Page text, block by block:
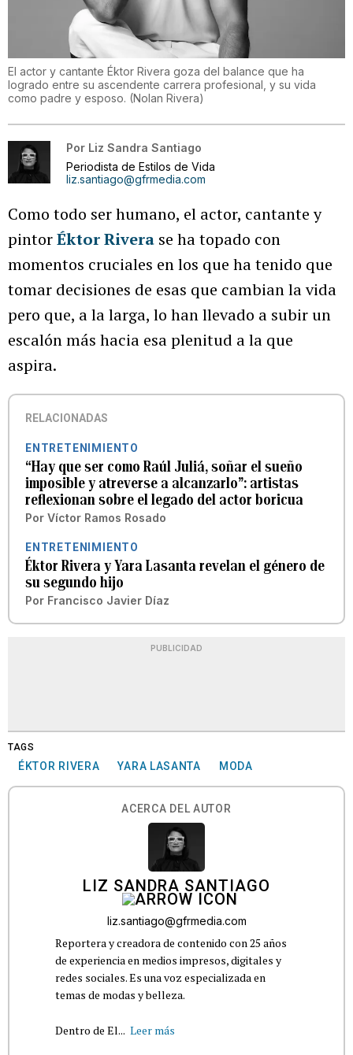
El actor y cantante Éktor Rivera goza del balance que ha
logrado entre su ascendente carrera profesional, y su vida
como padre y esposo. (Nolan Rivera)
Por Liz Sandra Santiago
Periodista de Estilos de Vida
liz.santiago@gfrmedia.com
Como todo ser humano, el actor, cantante y
pintorÉktor Rivera se ha topado con
momentos cruciales en los que ha tenido que
tomar decisiones de esas que cambian la vida
pero que, a la larga, lo han llevado a subir un
escalón más hacia esa plenitud a la que
aspira.
RELACIONADAS
ENTRETENIMIENTO
“Hay que ser como Raúl Juliá, soñar el sueño
imposible y atreverse a alcanzarlo”: artistas
reflexionan sobre el legado del actor boricua
Por Víctor Ramos Rosado
ENTRETENIMIENTO
Éktor Rivera y Yara Lasanta revelan el género de
su segundo hijo
Por Francisco Javier Díaz
PUBLICIDAD
TAGS
ÉKTOR RIVERA YARA LASANTA MODA
ACERCA DEL AUTOR
LIZ SANDRA SANTIAGO
liz.santiago@gfrmedia.com
Reportera y creadora de contenido con 25 años
de experiencia en medios impresos, digitales y
redes sociales. Es una voz especializada en
temas de modas y belleza.
Dentro de El... Leer más